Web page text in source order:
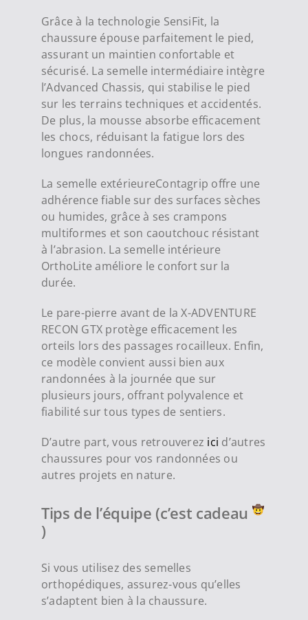
Grâce à la technologie SensiFit, la
chaussure épouse parfaitement le pied,
assurant un maintien confortable et
sécurisé. La semelle intermédiaire intègre
l’Advanced Chassis, qui stabilise le pied
sur les terrains techniques et accidentés.
De plus, la mousse absorbe efficacement
les chocs, réduisant la fatigue lors des
longues randonnées.
La semelle extérieureContagrip offre une
adhérence fiable sur des surfaces sèches
ou humides, grâce à ses crampons
multiformes et son caoutchouc résistant
à l’abrasion. La semelle intérieure
OrthoLite améliore le confort sur la
durée.
Le pare-pierre avant de la X-ADVENTURE
RECON GTX protège efficacement les
orteils lors des passages rocailleux. Enfin,
ce modèle convient aussi bien aux
randonnées à la journée que sur
plusieurs jours, offrant polyvalence et
fiabilité sur tous types de sentiers.
D’autre part, vous retrouverez ici d’autres
chaussures pour vos randonnées ou
autres projets en nature.
Tips de l’équipe (c’est cadeau
)
Si vous utilisez des semelles
orthopédiques, assurez-vous qu’elles
s’adaptent bien à la chaussure.